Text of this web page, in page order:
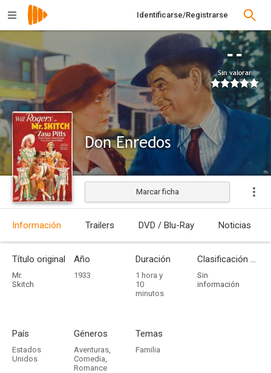
Identificarse/Registrarse
--
Sin valorar
Don Enredos
Estrenada
Marcar ficha
Información Trailers DVD / Blu-Ray Noticias
Título original
Mr.
Skitch
Año
1933
Duración
1 hora y
10
minutos
Clasificación por edades
Sin
información
País
Estados
Unidos
Géneros
Aventuras,
Comedia,
Romance
Temas
Familia